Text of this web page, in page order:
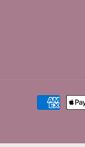
Betalingsmåter